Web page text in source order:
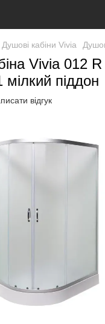
Душові кабіни Vivia
Vivia 012
піддон
відгук